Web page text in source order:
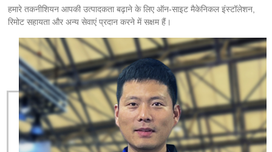
हमारे तकनीशियन आपकी उत्पादकता बढ़ाने के लिए ऑन-साइट मैकेनिकल इंस्टॉलेशन,
रिमोट सहायता और अन्य सेवाएं प्रदान करने में सक्षम हैं।